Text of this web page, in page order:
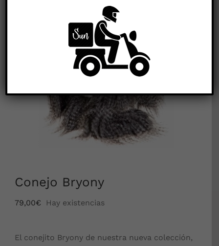
Conejo Bryony
79,00€ Hay existencias
El conejito Bryony de nuestra nueva colección,